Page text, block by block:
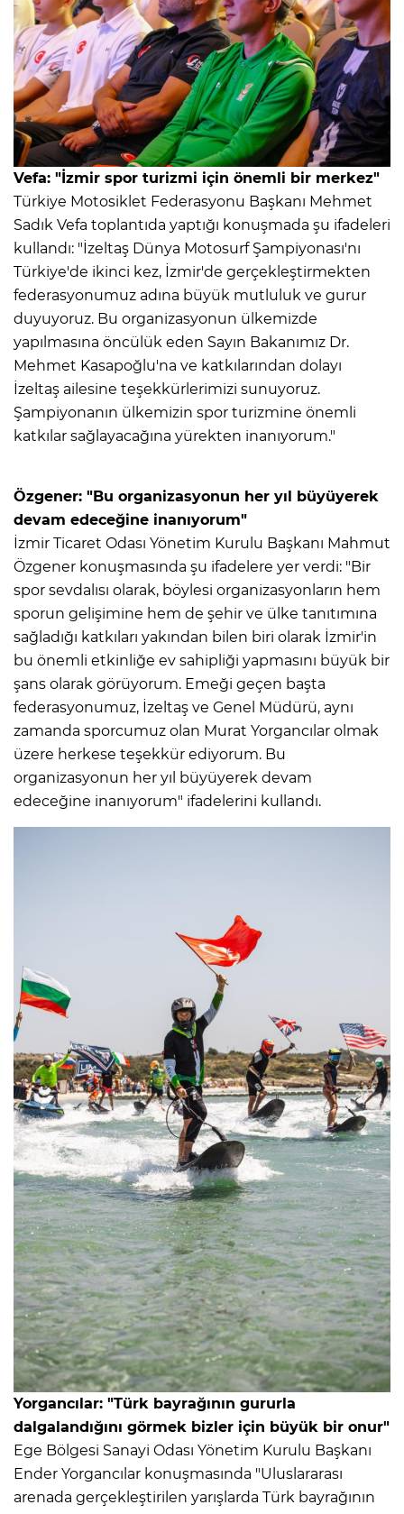
Vefa: "İzmir spor turizmi için önemli bir merkez"
Türkiye Motosiklet Federasyonu Başkanı Mehmet
Sadık Vefa toplantıda yaptığı konuşmada şu ifadeleri
kullandı: "İzeltaş Dünya Motosurf Şampiyonası'nı
Türkiye'de ikinci kez, İzmir'de gerçekleştirmekten
federasyonumuz adına büyük mutluluk ve gurur
duyuyoruz. Bu organizasyonun ülkemizde
yapılmasına öncülük eden Sayın Bakanımız Dr.
Mehmet Kasapoğlu'na ve katkılarından dolayı
İzeltaş ailesine teşekkürlerimizi sunuyoruz.
Şampiyonanın ülkemizin spor turizmine önemli
katkılar sağlayacağına yürekten inanıyorum."
Özgener: "Bu organizasyonun her yıl büyüyerek
devam edeceğine inanıyorum"
İzmir Ticaret Odası Yönetim Kurulu Başkanı Mahmut
Özgener konuşmasında şu ifadelere yer verdi: "Bir
spor sevdalısı olarak, böylesi organizasyonların hem
sporun gelişimine hem de şehir ve ülke tanıtımına
sağladığı katkıları yakından bilen biri olarak İzmir'in
bu önemli etkinliğe ev sahipliği yapmasını büyük bir
şans olarak görüyorum. Emeği geçen başta
federasyonumuz, İzeltaş ve Genel Müdürü, aynı
zamanda sporcumuz olan Murat Yorgancılar olmak
üzere herkese teşekkür ediyorum. Bu
organizasyonun her yıl büyüyerek devam
edeceğine inanıyorum" ifadelerini kullandı.
Yorgancılar: "Türk bayrağının gururla
dalgalandığını görmek bizler için büyük bir onur"
Ege Bölgesi Sanayi Odası Yönetim Kurulu Başkanı
Ender Yorgancılar konuşmasında "Uluslararası
arenada gerçekleştirilen yarışlarda Türk bayrağının